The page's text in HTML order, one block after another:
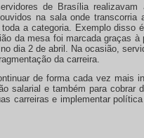
de Brasília
na sala onde
a categoria. Exemplo disso
da mesa foi marcada graças
dia 2 de abril. Na ocasião,
da carreira.
de forma cada vez mais
salarial e também para
carreiras e implementar